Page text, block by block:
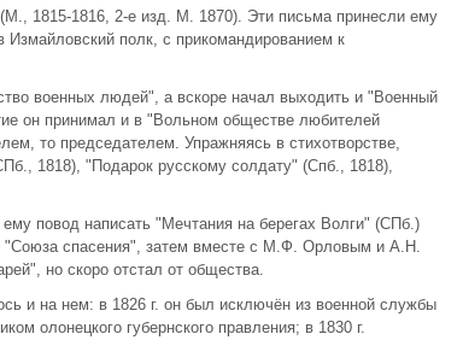
1815-1816, 2-е изд. М. 1870). Эти письма принесли ему
полк, с прикомандированием к
военных людей", а вскоре начал выходить и "Военный
он принимал и в "Вольном обществе любителей
то председателем. Упражняясь в стихотворстве,
1818), "Подарок русскому солдату" (Спб., 1818),
повод написать "Мечтания на берегах Волги" (СПб.)
"Союза спасения", затем вместе с М.Ф. Орловым и А.Н.
но скоро отстал от общества.
и на нем: в 1826 г. он был исключён из военной службы
олонецкого губернского правления; в 1830 г.